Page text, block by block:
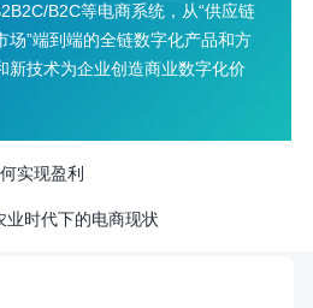
B2C等电商系统，从“供应链
”端到端的全链数字化产品和方
新技术为企业创造商业数字化价
实现盈利
业时代下的电商现状